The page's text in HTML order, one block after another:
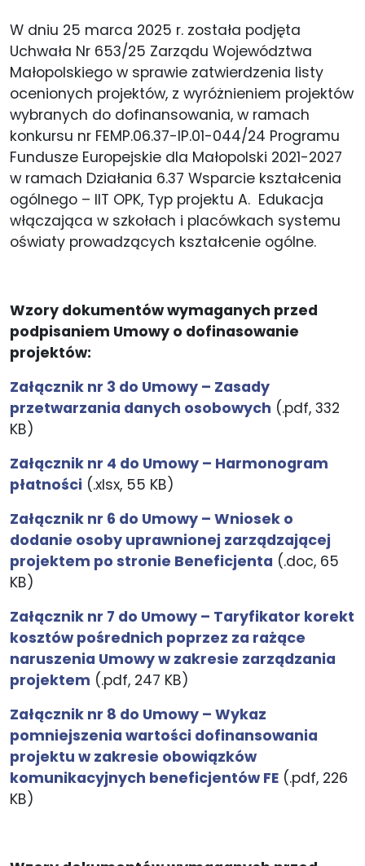
W dniu 25 marca 2025 r. została podjęta
Uchwała Nr 653/25 Zarządu Województwa
Małopolskiego w sprawie zatwierdzenia listy
ocenionych projektów, z wyróżnieniem projektów
wybranych do dofinansowania, w ramach
konkursu nr FEMP.06.37-IP.01-044/24 Programu
Fundusze Europejskie dla Małopolski 2021-2027
w ramach Działania 6.37 Wsparcie kształcenia
ogólnego – IIT OPK, Typ projektu A. Edukacja
włączająca w szkołach i placówkach systemu
oświaty prowadzących kształcenie ogólne.
Wzory dokumentów wymaganych przed
podpisaniem Umowy o dofinasowanie
projektów:
Załącznik nr 3 do Umowy – Zasady
przetwarzania danych osobowych (.pdf, 332
KB)
Załącznik nr 4 do Umowy – Harmonogram
płatności (.xlsx, 55 KB)
Załącznik nr 6 do Umowy – Wniosek o
dodanie osoby uprawnionej zarządzającej
projektem po stronie Beneficjenta (.doc, 65
KB)
Załącznik nr 7 do Umowy – Taryfikator korekt
kosztów pośrednich poprzez za rażące
naruszenia Umowy w zakresie zarządzania
projektem (.pdf, 247 KB)
Załącznik nr 8 do Umowy – Wykaz
pomniejszenia wartości dofinansowania
projektu w zakresie obowiązków
komunikacyjnych beneficjentów FE (.pdf, 226
KB)